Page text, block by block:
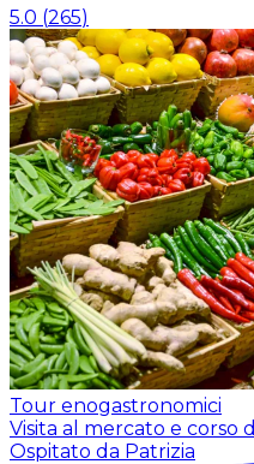
5.0 (265)
Tour enogastronomici
Visita al mercato e corso
Ospitato da Patrizia